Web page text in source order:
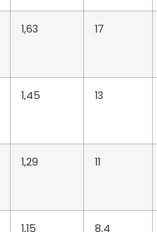
1,63 17
1,45 13
1,29 11
1,15 8,4